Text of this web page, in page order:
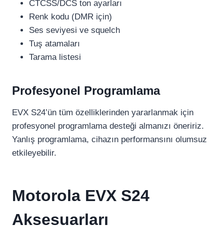
CTCSS/DCS ton ayarları
Renk kodu (DMR için)
Ses seviyesi ve squelch
Tuş atamaları
Tarama listesi
Profesyonel Programlama
EVX S24’ün tüm özelliklerinden yararlanmak için
profesyonel programlama desteği almanızı öneririz.
Yanlış programlama, cihazın performansını olumsuz
etkileyebilir.
Motorola EVX S24
Aksesuarları